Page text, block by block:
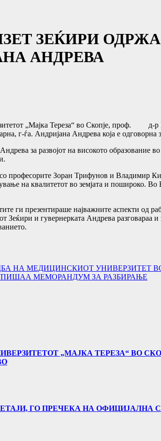
ЗЕЌИРИ
АНДРЕВА
„Мајка Тереза“ во Скопје, проф. д-р
г-ѓа. Андријана Андрева која е
за развојот на високото
професорите Зоран Трифунов и Владимир
на квалитетот во земјата и пошироко.
ги презентираше најважните аспекти од
Зеќири и гувернерката Андрева
НА МЕДИЦИНСКИОТ УНИВЕРЗИТЕТ
МЕМОРАНДУМ ЗА РАЗБИРАЊЕ
„МАЈКА ТЕРЕЗА“ ВО
ГО ПРЕЧЕКА НА